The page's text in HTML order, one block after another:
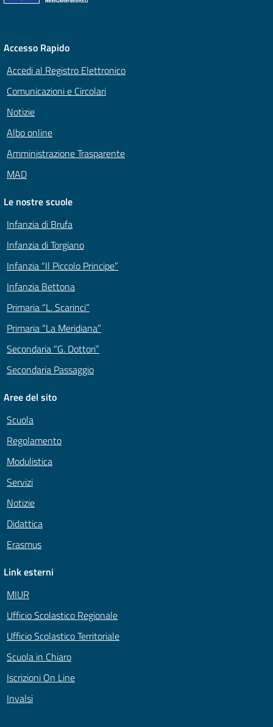
Accesso Rapido
Accedi al Registro Elettronico
Comunicazioni e Circolari
Notizie
Albo online
Amministrazione Trasparente
MAD
Le nostre scuole
Infanzia di Brufa
Infanzia di Torgiano
Infanzia “Il Piccolo Principe”
Infanzia Bettona
Primaria “L. Scarinci”
Primaria “La Meridiana”
Secondaria “G. Dottori”
Secondaria Passaggio
Aree del sito
Scuola
Regolamento
Modulistica
Servizi
Notizie
Didattica
Erasmus
Link esterni
MIUR
Ufficio Scolastico Regionale
Ufficio Scolastico Territoriale
Scuola in Chiaro
Iscrizioni On Line
Invalsi